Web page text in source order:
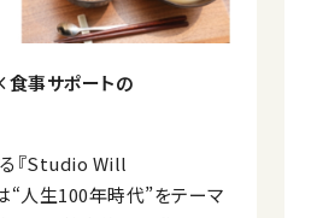
食事サポートの
『Studio Will
“人生100年時代”をテーマ